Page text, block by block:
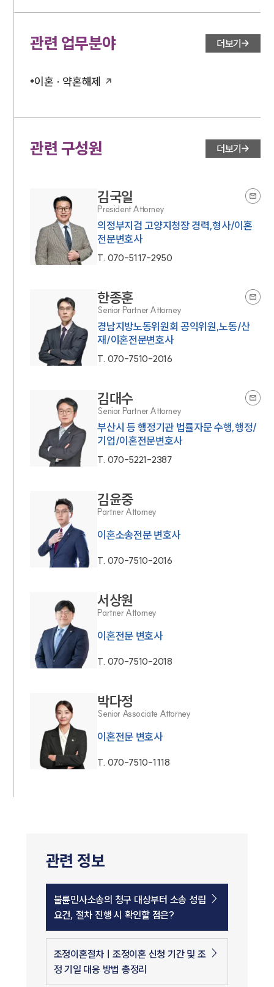
관련 업무분야 더보기
이혼 · 약혼해제
관련 구성원 더보기
김국일
President Attorney
의정부지검 고양지청장 경력,형사/이혼
전문변호사
T. 070-5117-2950
한종훈
Senior Partner Attorney
경남지방노동위원회 공익위원,노동/산
재/이혼전문변호사
T. 070-7510-2016
김대수
Senior Partner Attorney
부산시 등 행정기관 법률자문 수행,행정/
기업/이혼전문변호사
T. 070-5221-2387
김윤중
Partner Attorney
이혼소송전문 변호사
T. 070-7510-2016
서상원
Partner Attorney
이혼전문 변호사
T. 070-7510-2018
박다정
Senior Associate Attorney
이혼전문 변호사
T. 070-7510-1118
관련 정보
불륜민사소송의 청구 대상부터 소송 성립
요건, 절차 진행 시 확인할 점은?
조정이혼절차ㅣ조정이혼 신청 기간 및 조
정 기일 대응 방법 총정리